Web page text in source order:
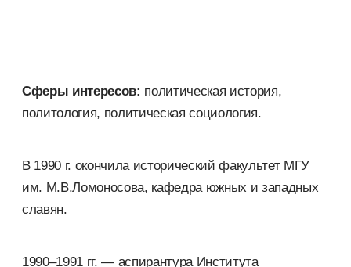
Сферы интересов: политическая история,
политология, политическая социология.
В 1990 г. окончила исторический факультет МГУ
им. М.В.Ломоносова, кафедра южных и западных
славян.
1990–1991 гг. — аспирантура Института